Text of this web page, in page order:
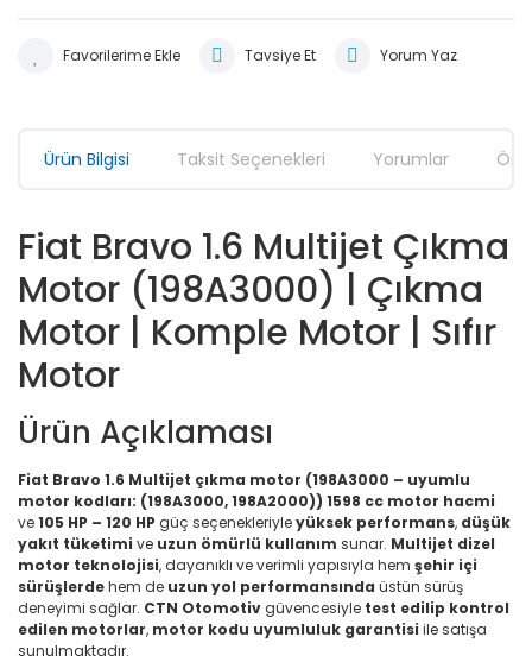
Tavsiye Et Yorum Yaz
Ürün Bilgisi Taksit Seçenekleri Yorumlar
Fiat Bravo 1.6 Multijet Çıkma
Motor (198A3000) | Çıkma
Motor | Komple Motor | Sıfır
Motor
Ürün Açıklaması
Fiat Bravo 1.6 Multijet çıkma motor (198A3000 – uyumlu
motor kodları: (198A3000, 198A2000)) 1598 cc motor hacmi
ve105 HP – 120 HP güç seçenekleriyleyüksek performans, düşük
yakıt tüketimi ve uzun ömürlü kullanım sunar. Multijet dizel
motor teknolojisi, dayanıklı ve verimli yapısıyla hem şehir içi
sürüşlerdehem de uzun yol performansında üstün sürüş
deneyimi sağlar. CTN Otomotivgüvencesiyle test edilip kontrol
edilen motorlar, motor kodu uyumluluk garantisi ile satışa
sunulmaktadır.